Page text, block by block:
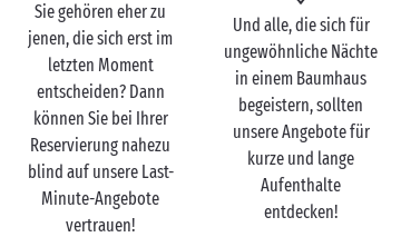
Sie gehören eher zu
jenen, die sich erst im
letzten Moment
entscheiden? Dann
können Sie bei Ihrer
Reservierung nahezu
blind auf unsere Last-
Minute-Angebote
vertrauen!
Und alle, die sich für
ungewöhnliche Nächte
in einem Baumhaus
begeistern, sollten
unsere Angebote für
kurze und lange
Aufenthalte
entdecken!